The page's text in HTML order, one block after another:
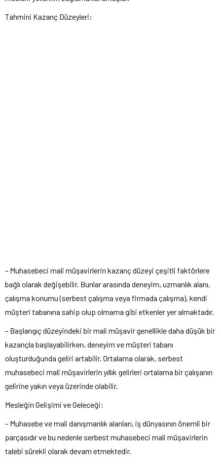
Tahmini Kazanç Düzeyleri:
– Muhasebeci mali müşavirlerin kazanç düzeyi çeşitli faktörlere
bağlı olarak değişebilir. Bunlar arasında deneyim, uzmanlık alanı,
çalışma konumu (serbest çalışma veya firmada çalışma), kendi
müşteri tabanına sahip olup olmama gibi etkenler yer almaktadır.
– Başlangıç ​​düzeyindeki bir mali müşavir genellikle daha düşük bir
kazançla başlayabilirken, deneyim ve müşteri tabanı
oluşturduğunda geliri artabilir. Ortalama olarak, serbest
muhasebeci mali müşavirlerin yıllık gelirleri ortalama bir çalışanın
gelirine yakın veya üzerinde olabilir.
Mesleğin Gelişimi ve Geleceği:
– Muhasebe ve mali danışmanlık alanları, iş dünyasının önemli bir
parçasıdır ve bu nedenle serbest muhasebeci mali müşavirlerin
talebi sürekli olarak devam etmektedir.